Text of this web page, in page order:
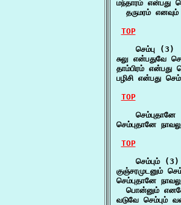
மந்தாரம் என்பது
தருமரம்
TOP
    செம்பு (3)
சுலு என்பதுவே
தாம்பிரம் என்பது
பழிசி என்பது
TOP
செம்புதானே
செம்புதானே
TOP
    செம்பும் (3)
குஞ்சரமுடனும்
செம்புதானே
பொன்னும்
வடுவே செம்பும்